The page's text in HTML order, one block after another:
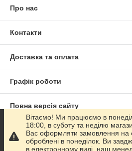
Про нас
Контакти
Доставка та оплата
Графік роботи
Повна версія сайту
Сайт створено на маркетплейсі
Вітаємо! Ми працюємо в
18:00, в суботу та неділю
Вас оформляти замовлення на
оброблені в понеділок. Ви
в електронному виді, наш